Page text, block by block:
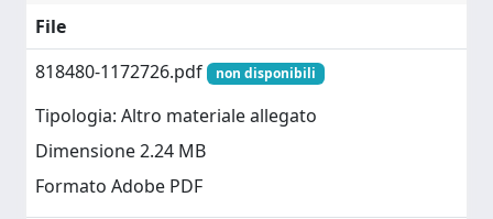
File
818480-1172726.pdf
non disponibili
Tipologia: Altro materiale allegato
Dimensione 2.24 MB
Formato Adobe PDF